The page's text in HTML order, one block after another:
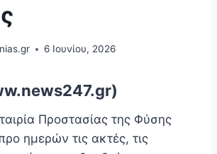
6 Ιουνίου, 2026
Προστασίας της Φύσης
ημερών τις ακτές, τις